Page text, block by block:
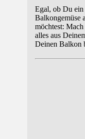
Egal, ob Du ein
Balkongemüse
möchtest:
alles aus
Deinen Balkon